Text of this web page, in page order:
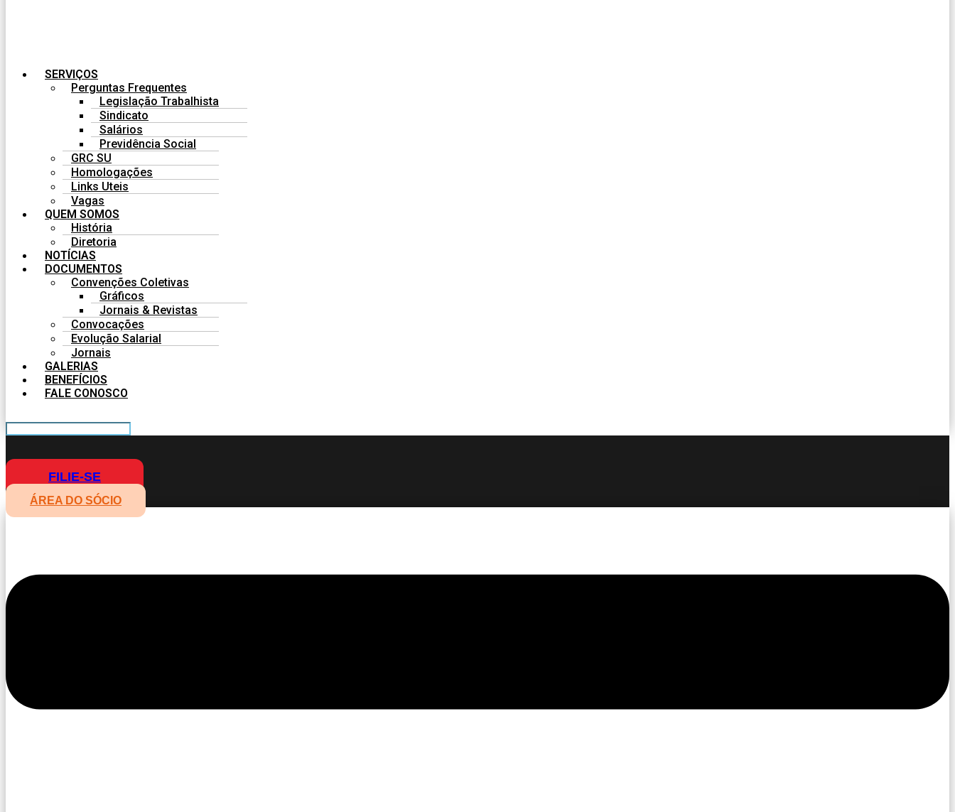
SERVIÇOS
Perguntas Frequentes
Legislação Trabalhista
Sindicato
Salários
Previdência Social
GRC SU
Homologações
Links Uteis
Vagas
QUEM SOMOS
História
Diretoria
NOTÍCIAS
DOCUMENTOS
Convenções Coletivas
Gráficos
Jornais & Revistas
Convocações
Evolução Salarial
Jornais
GALERIAS
BENEFÍCIOS
FALE CONOSCO
FILIE-SE
ÁREA DO SÓCIO